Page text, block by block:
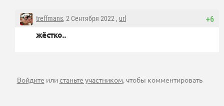
+6
treffmans, 2 Сентября 2022 , url
жёстко..
Войдите илистаньте участником, чтобы комментировать